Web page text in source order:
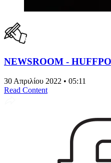
NEWSROOM -
30 Απριλίου 2022 • 05:11
Read Content